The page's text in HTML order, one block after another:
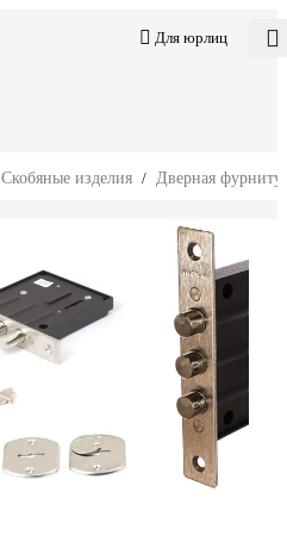
Для юрлиц
Скобяные изделия / Дверная